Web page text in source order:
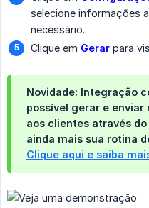
selecione informações
necessário.
Clique em Gerar para
Novidade: Integração
possível gerar e
aos clientes através do
ainda mais sua rotina
Clique aqui e saiba